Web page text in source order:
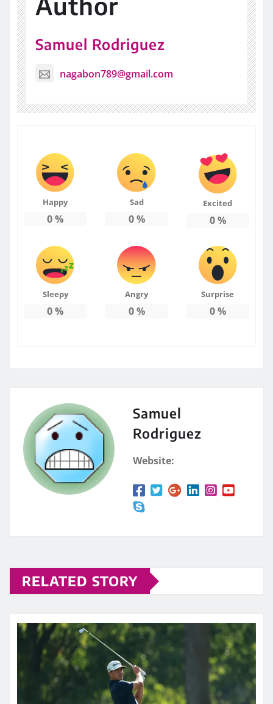
Samuel Rodriguez
nagabon789@gmail.com
Happy
0%
Sad
0%
Excited
0%
Sleepy
0%
Angry
0%
Surprise
0%
Samuel
Rodriguez
Website:
RELATED STORY